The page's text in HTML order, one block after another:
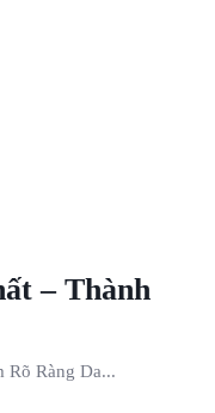
– Thành
Rõ Ràng Da...